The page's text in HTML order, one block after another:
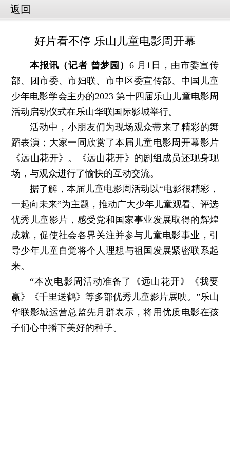
返回
好片看不停 乐山儿童电影周开幕
本报讯（记者 曾梦园） 6 月1日，由市委宣传
部、团市委、市妇联、市中区委宣传部、中国儿童
少年电影学会主办的2023 第十四届乐山儿童电影周
活动启动仪式在乐山华联国际影城举行。
活动中，小朋友们为现场观众带来了精彩的舞
蹈表演；大家一同欣赏了本届儿童电影周开幕影片
《远山花开》。《远山花开》的剧组成员还现身现
场，与观众进行了愉快的互动交流。
据了解，本届儿童电影周活动以“电影很精彩，
一起向未来”为主题，推动广大少年儿童观看、评选
优秀儿童影片，感受党和国家事业发展取得的辉煌
成就，促使社会各界关注并参与儿童电影事业，引
导少年儿童自觉将个人理想与祖国发展紧密联系起
来。
“本次电影周活动准备了《远山花开》《我要
赢》《千里送鹤》等多部优秀儿童影片展映。”乐山
华联影城运营总监先月群表示，将用优质电影在孩
子们心中播下美好的种子。